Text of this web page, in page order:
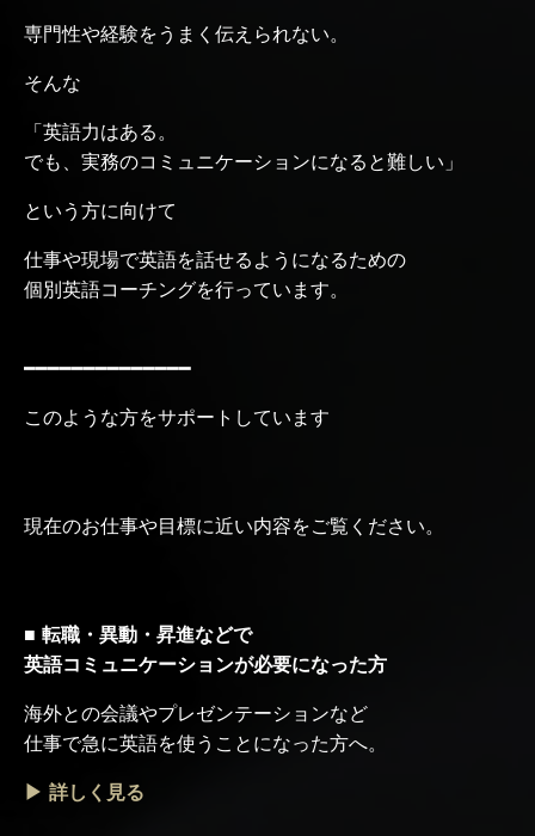
専門性や経験をうまく伝えられない。
そんな
「英語力はある。
でも、実務のコミュニケーションになると難しい」
という方に向けて
仕事や現場で英語を話せるようになるための
個別英語コーチングを行っています。
━━━━━━━━━━━━━━
このような方をサポートしています
現在のお仕事や目標に近い内容をご覧ください。
■ 転職・異動・昇進などで
英語コミュニケーションが必要になった方
海外との会議やプレゼンテーションなど
仕事で急に英語を使うことになった方へ。
▶ 詳しく見る